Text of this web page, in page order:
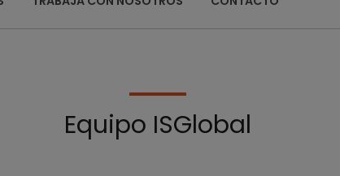
Equipo ISGlobal